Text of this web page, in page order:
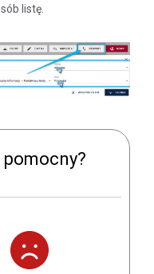
listę.
pomocny?